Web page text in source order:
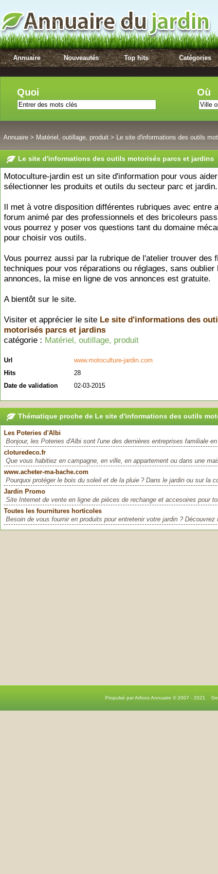
Annuaire Nouveautés Top hits Catégories
Quoi Où
Annuaire > Matériel, outillage, produit > Le site d'informations des outils
Le site d'informations des outils motorisés parcs et jardins
Motoculture-jardin est un site d'information pour vous
sélectionner les produits et outils du secteur parc et jardin.
Il met à votre disposition différentes rubriques avec entre
forum animé par des professionnels et des bricoleurs
vous pourrez y poser vos questions tant du domaine
pour choisir vos outils.
Vous pourrez aussi par la rubrique de l'atelier trouver des
techniques pour vos réparations ou réglages, sans oublier
annonces, la mise en ligne de vos annonces est gratuite.
A bientôt sur le site.
Visiter et apprécier le site Le site d'informations des
motorisés parcs et jardins
catégorie : Matériel, outillage, produit
Url
www.motoculture-jardin.com
Hits
28
Date de validation
02-03-2015
Thématique proche de Le site d'informations des outils
Les Poteries d'Albi
Bonjour, les Poteries d'Albi sont l'une des dernières entreprises familiale
cloturedeco.fr
Que vous habitiez en campagne, en ville, en appartement ou dans une
www.acheter-ma-bache.com
Pourquoi protéger le bois du soleil et de la pluie ? Dans le jardin ou sur la
Jardin Promo
Site Internet de vente en ligne de pièces de rechange et accesoires pour
Toutes les fournitures horticoles
Besoin de vous fournir en produits pour entretenir votre jardin ?
Propulsé par Arfooo Annuaire © 2007 - 2021